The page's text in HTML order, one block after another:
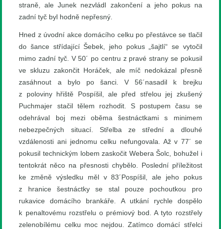
straně, ale Junek nezvládl zakončení a jeho pokus na
zadní tyč byl hodně nepřesný.
Hned z úvodní akce domácího celku po přestávce se tlačil
do šance střídající Šebek, jeho pokus „šajtlí“ se vytočil
mimo zadní tyč. V 50´ po centru z pravé strany se pokusil
ve skluzu zakončit Horáček, ale míč nedokázal přesně
zasáhnout a bylo po šanci. V 56´nasadil k brejku
z poloviny hřiště Pospíšil, ale před střelou jej zkušený
Puchmajer stačil tělem rozhodit. S postupem času se
odehrával boj mezi oběma šestnáctkami s minimem
nebezpečných situací. Střelba ze střední a dlouhé
vzdálenosti ani jednomu celku nefungovala. Až v 77´ se
pokusil technickým lobem zaskočit Webera Šolc, bohužel i
tentokrát něco na přesnosti chybělo. Poslední příležitost
ke změně výsledku měl v 83´Pospíšil, ale jeho pokus
z hranice šestnáctky se stal pouze pochoutkou pro
rukavice domácího brankáře. A utkání rychle dospělo
k penaltovému rozstřelu o prémiový bod. A tyto rozstřely
zelenobílému celku moc nejdou. Zatímco domácí střelci